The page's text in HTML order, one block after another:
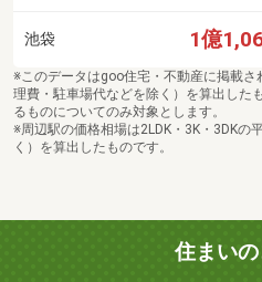
池袋 1億
※このデータはgoo住宅・不動産に掲載
理費・駐車場代などを除く）を算出した
るものについてのみ対象とします。
※周辺駅の価格相場は2LDK・3K・3DKの
く）を算出したものです。
住まい